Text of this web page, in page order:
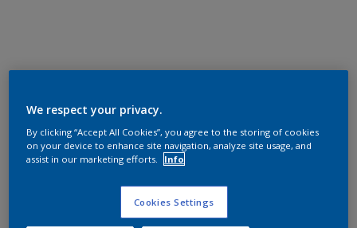
We respect your privacy.
By clicking “Accept All Cookies”, you agree to the storing of cookies
on your device to enhance site navigation, analyze site usage, and
assist in our marketing efforts.
Info
Cookies Settings